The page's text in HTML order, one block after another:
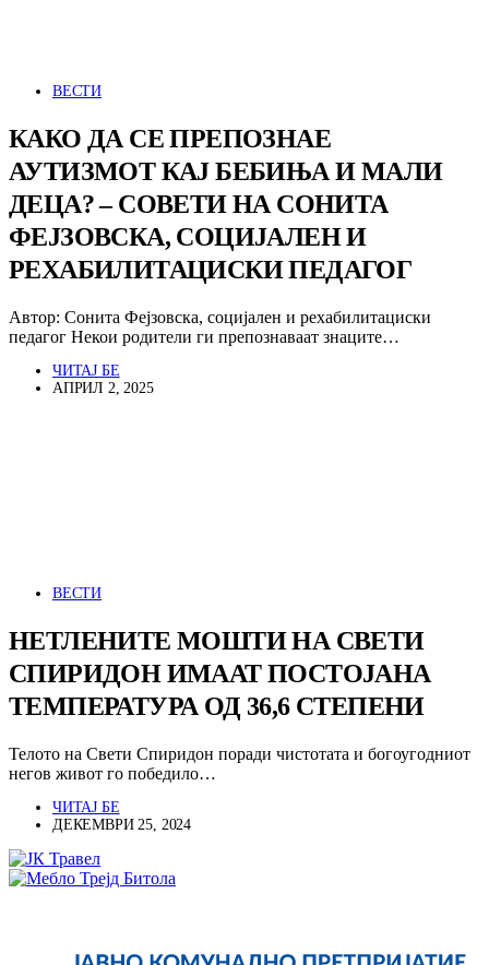
ВЕСТИ
КАКО ДА СЕ ПРЕПОЗНАЕ
АУТИЗМОТ КАЈ БЕБИЊА И МАЛИ
ДЕЦА? – СОВЕТИ НА СОНИТА
ФЕЈЗОВСКА, СОЦИЈАЛЕН И
РЕХАБИЛИТАЦИСКИ ПЕДАГОГ
Автор: Сонита Фејзовска, социјален и рехабилитациски
педагог Некои родители ги препознаваат знаците…
ЧИТАЈ БЕ
АПРИЛ 2, 2025
ВЕСТИ
НЕТЛЕНИТЕ МОШТИ НА СВЕТИ
СПИРИДОН ИМААТ ПОСТОЈАНА
ТЕМПЕРАТУРА ОД 36,6 СТЕПЕНИ
Телото на Свети Спиридон поради чистотата и богоугодниот
негов живот го победило…
ЧИТАЈ БЕ
ДЕКЕМВРИ 25, 2024